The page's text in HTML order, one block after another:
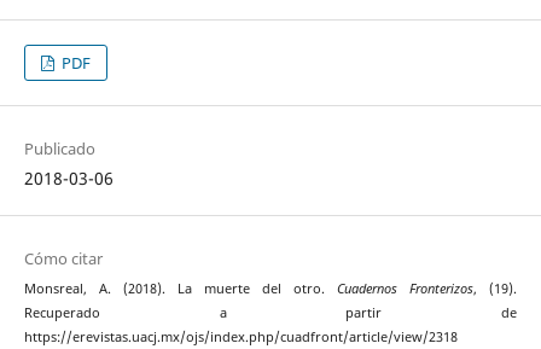
PDF
Publicado
2018-03-06
Cómo citar
Monsreal, A. (2018). La muerte del otro.Cuadernos Fronterizos, (19).
Recuperado a partir de
https://erevistas.uacj.mx/ojs/index.php/cuadfront/article/view/2318